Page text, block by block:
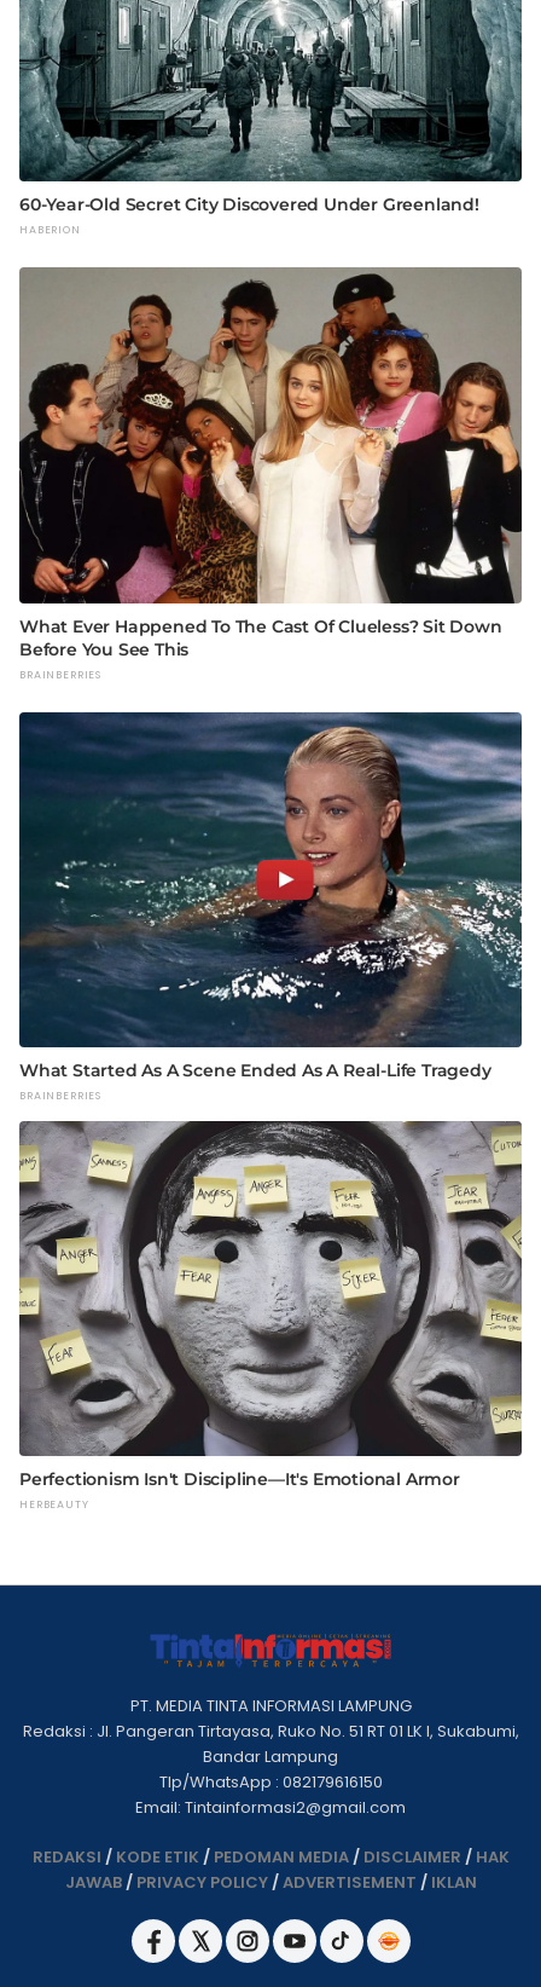
PT. MEDIA TINTA INFORMASI LAMPUNG
Redaksi : Jl. Pangeran Tirtayasa, Ruko No. 51 RT 01 LK I, Sukabumi,
Bandar Lampung
Tlp/WhatsApp : 082179616150
Email: Tintainformasi2@gmail.com
REDAKSI / KODE ETIK / PEDOMAN MEDIA/ DISCLAIMER / HAK
JAWAB/ PRIVACY POLICY/ADVERTISEMENT / IKLAN